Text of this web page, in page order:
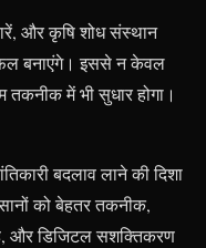
और कृषि शोध संस्थान
बनाएंगे। इससे न केवल
तकनीक में भी सुधार होगा।
बदलाव लाने की दिशा
को बेहतर तकनीक,
और डिजिटल सशक्तिकरण